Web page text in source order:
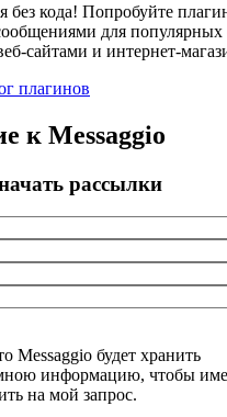
без кода! Попробуйте
для популярных
сайтами и интернет-
плагинов
к Messaggio
рассылки
Messaggio будет хранить
информацию, чтобы
на мой запрос.